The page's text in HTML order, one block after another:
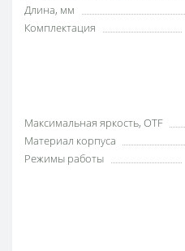
Длина, мм
Комплектация
Максимальная яркость, OTF
Материал корпуса
Режимы работы